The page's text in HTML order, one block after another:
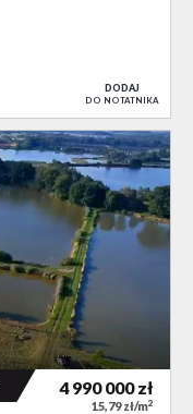
DODAJ
DO NOTATNIKA
4 990 000zł
15,79 zł/m2